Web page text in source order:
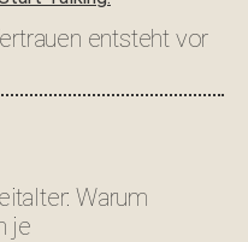
entsteht vor
Warum
je